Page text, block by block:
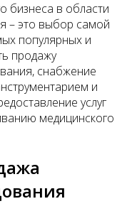
бизнеса в области
– это выбор самой
популярных и
продажу
снабжение
и
услуг
медицинского